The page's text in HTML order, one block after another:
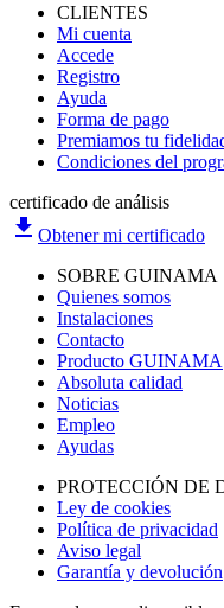
CLIENTES
Mi cuenta
Accede
Registro
Ayuda
Forma de pago
Premiamos tu
Condiciones del
certificado de análisis
file_download Obtener mi certificado
SOBRE GUINAMA
Quienes somos
Instalaciones
Contacto
Producto GUINAMA
Absoluta calidad
Noticias
Empleo
Ayudas
PROTECCIÓN DE
Ley de cookies
Política de privacidad
Aviso legal
Garantía y devolución